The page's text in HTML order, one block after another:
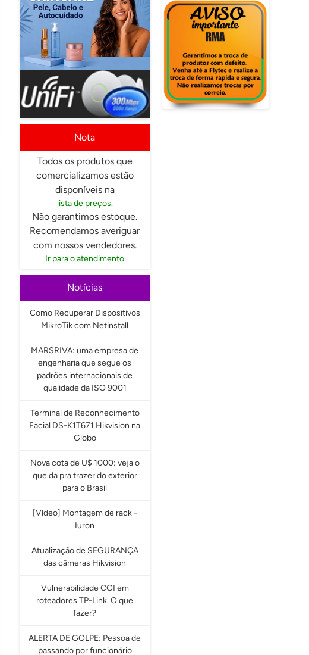
Nota
Todos os produtos que
comercializamos estão
disponíveis na
lista de preços.
Não garantimos estoque.
Recomendamos averiguar
com nossos vendedores.
Ir para o atendimento
Notícias
Como Recuperar Dispositivos
MikroTik com Netinstall
MARSRIVA: uma empresa de
engenharia que segue os
padrões internacionais de
qualidade da ISO 9001
Terminal de Reconhecimento
Facial DS-K1T671 Hikvision na
Globo
Nova cota de U$ 1000: veja o
que da pra trazer do exterior
para o Brasil
[Vídeo] Montagem de rack -
Iuron
Atualização de SEGURANÇA
das câmeras Hikvision
Vulnerabilidade CGI em
roteadores TP-Link. O que
fazer?
ALERTA DE GOLPE: Pessoa de
passando por funcionário